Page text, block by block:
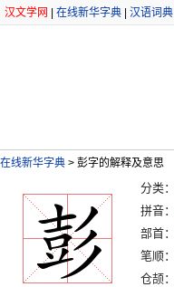
汉文学网 在线新华字典 汉语词典
在线新华字典 > 彭字的解释及意思
分类：
拼音：
部首：
笔顺：
仓颉：